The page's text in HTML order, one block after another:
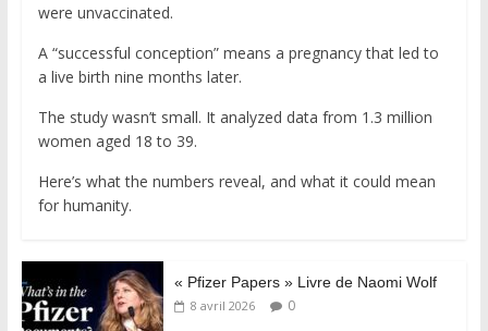
were unvaccinated.
A “successful conception” means a pregnancy that led to
a live birth nine months later.
The study wasn’t small. It analyzed data from 1.3 million
women aged 18 to 39.
Here’s what the numbers reveal, and what it could mean
for humanity.
« Pfizer Papers » Livre de Naomi Wolf
8 avril 2026 0